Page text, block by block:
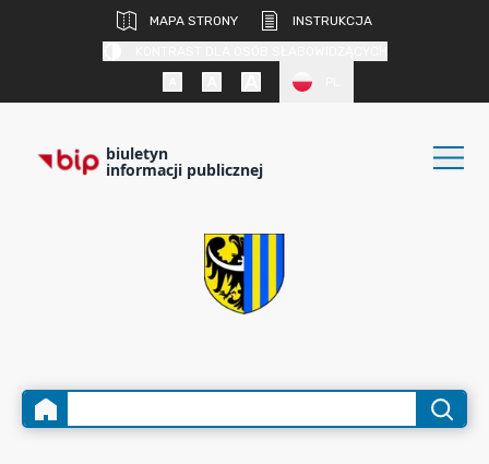
MAPA STRONY
INSTRUKCJA
biuletyn
informacji publicznej